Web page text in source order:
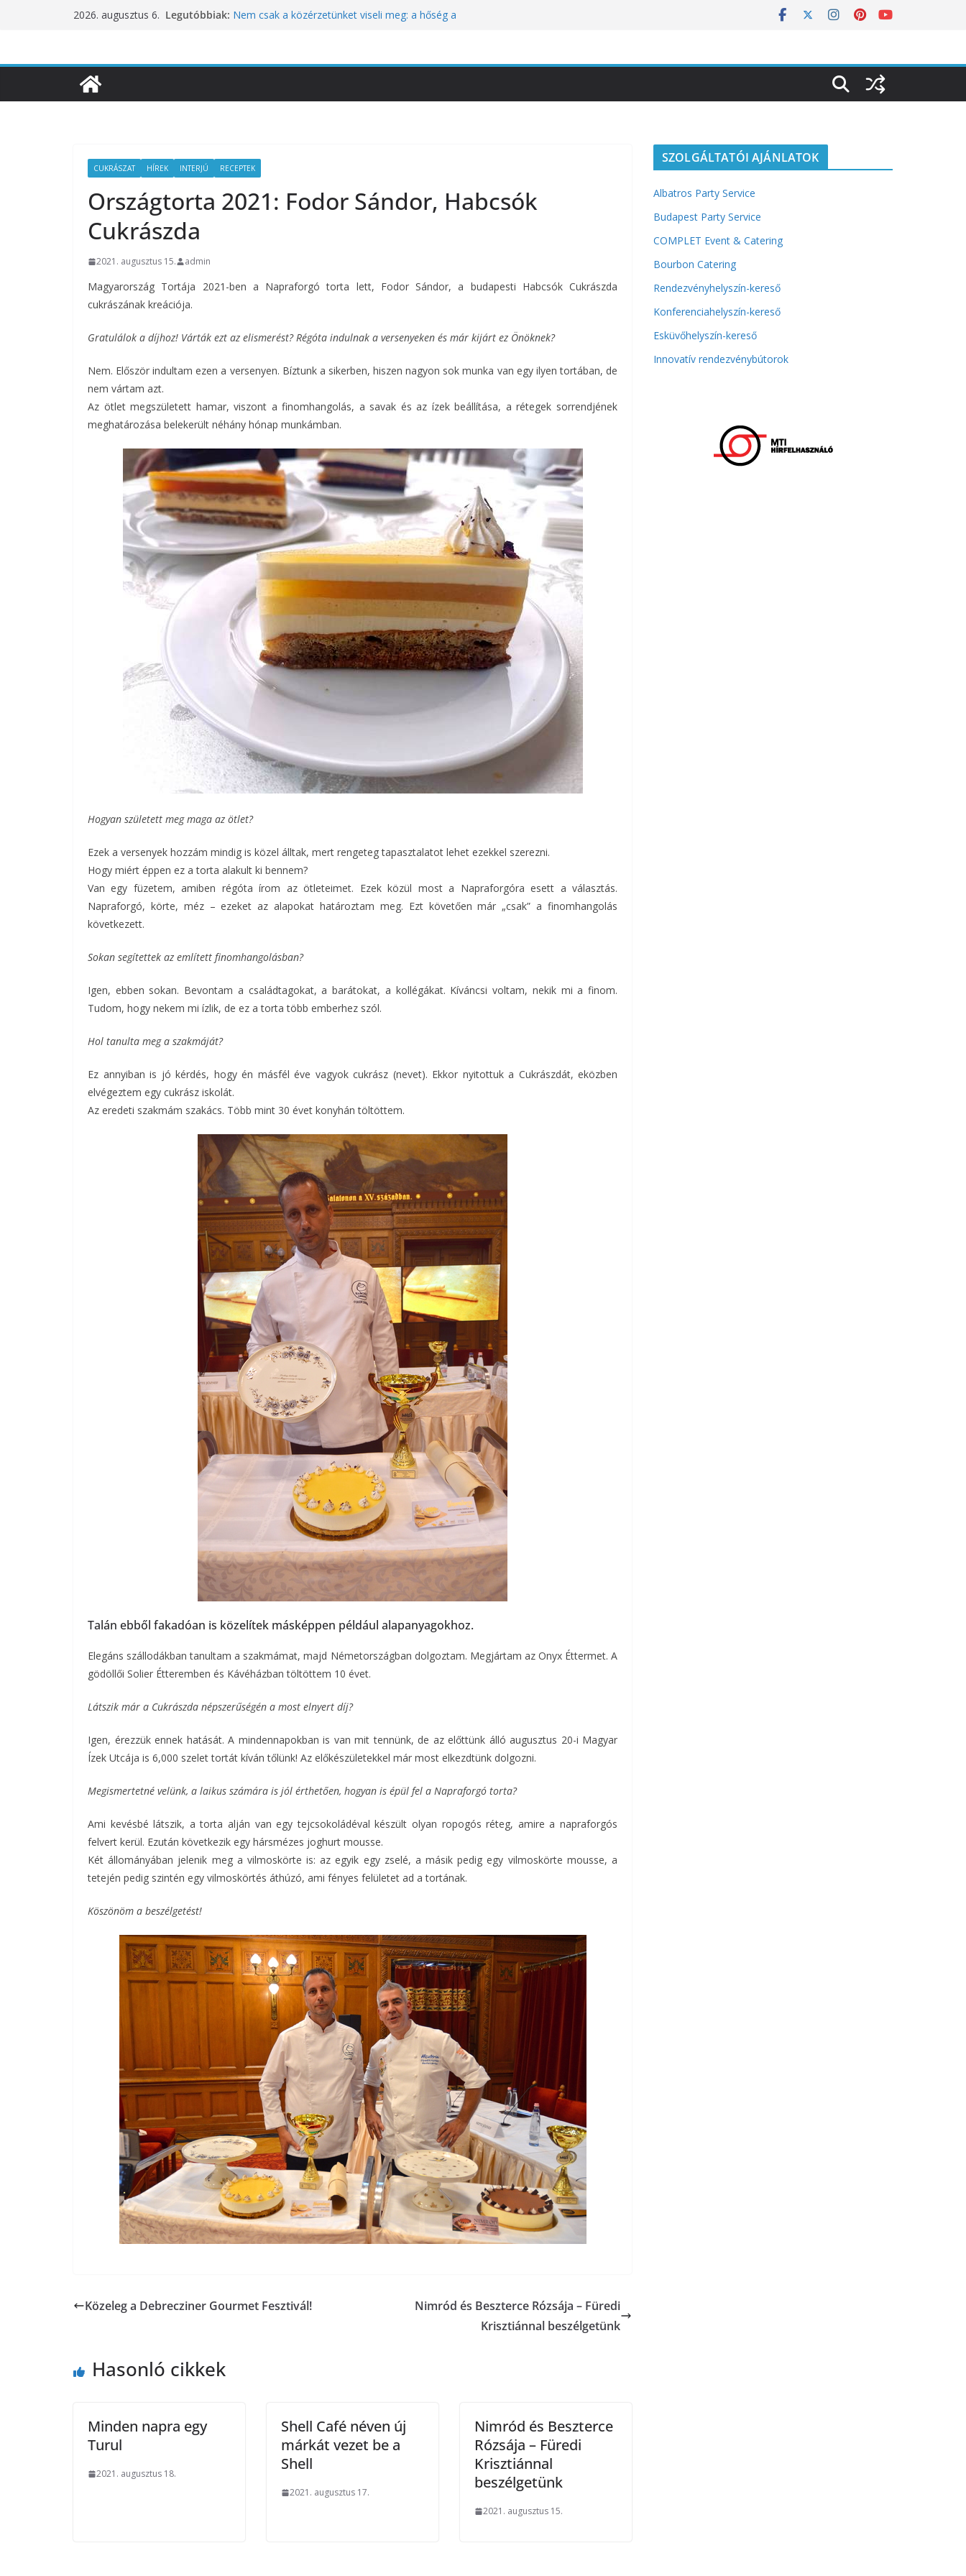
2026. augusztus 6. Legutóbbiak: Nem csak a közérzetünket viseli meg: a hőség a
Déli Part Gasztronómiai Sajtóesemény
CUKRÁSZAT HÍREK INTERJÚ RECEPTEK
Országtorta 2021: Fodor Sándor, Habcsók
Cukrászda
2021. augusztus 15. admin
Magyarország Tortája 2021-ben a Napraforgó torta lett, Fodor Sándor, a budapesti Habcsók Cukrászda
cukrászának kreációja.
Gratulálok a díjhoz! Várták ezt az elismerést? Régóta indulnak a versenyeken és már kijárt ez Önöknek?
Nem. Először indultam ezen a versenyen. Bíztunk a sikerben, hiszen nagyon sok munka van egy ilyen tortában, de
nem vártam azt.
Az ötlet megszületett hamar, viszont a finomhangolás, a savak és az ízek beállítása, a rétegek sorrendjének
meghatározása belekerült néhány hónap munkámban.
Hogyan született meg maga az ötlet?
Ezek a versenyek hozzám mindig is közel álltak, mert rengeteg tapasztalatot lehet ezekkel szerezni.
Hogy miért éppen ez a torta alakult ki bennem?
Van egy füzetem, amiben régóta írom az ötleteimet. Ezek közül most a Napraforgóra esett a választás.
Napraforgó, körte, méz – ezeket az alapokat határoztam meg. Ezt követően már „csak” a finomhangolás
következett.
Sokan segítettek az említett finomhangolásban?
Igen, ebben sokan. Bevontam a családtagokat, a barátokat, a kollégákat. Kíváncsi voltam, nekik mi a finom.
Tudom, hogy nekem mi ízlik, de ez a torta több emberhez szól.
Hol tanulta meg a szakmáját?
Ez annyiban is jó kérdés, hogy én másfél éve vagyok cukrász (nevet). Ekkor nyitottuk a Cukrászdát, eközben
elvégeztem egy cukrász iskolát.
Az eredeti szakmám szakács. Több mint 30 évet konyhán töltöttem.
Talán ebből fakadóan is közelítek másképpen például alapanyagokhoz.
Elegáns szállodákban tanultam a szakmámat, majd Németországban dolgoztam. Megjártam az Onyx Éttermet. A
gödöllői Solier Étteremben és Kávéházban töltöttem 10 évet.
Látszik már a Cukrászda népszerűségén a most elnyert díj?
Igen, érezzük ennek hatását. A mindennapokban is van mit tennünk, de az előttünk álló augusztus 20-i Magyar
Ízek Utcája is 6,000 szelet tortát kíván tőlünk! Az előkészületekkel már most elkezdtünk dolgozni.
Megismertetné velünk, a laikus számára is jól érthetően, hogyan is épül fel a Napraforgó torta?
Ami kevésbé látszik, a torta alján van egy tejcsokoládéval készült olyan ropogós réteg, amire a napraforgós
felvert kerül. Ezután következik egy hársmézes joghurt mousse.
Két állományában jelenik meg a vilmoskörte is: az egyik egy zselé, a másik pedig egy vilmoskörte mousse, a
tetején pedig szintén egy vilmoskörtés áthúzó, ami fényes felületet ad a tortának.
Köszönöm a beszélgetést!
Közeleg a Debrecziner Gourmet Fesztivál!
Nimród és Beszterce Rózsája – Füredi
Krisztiánnal beszélgetünk
Hasonló cikkek
Minden napra egy
Turul
2021. augusztus 18.
Shell Café néven új
márkát vezet be a
Shell
2021. augusztus 17.
Nimród és Beszterce
Rózsája – Füredi
Krisztiánnal
beszélgetünk
2021. augusztus 15.
SZOLGÁLTATÓI AJÁNLATOK
Albatros Party Service
Budapest Party Service
COMPLET Event & Catering
Bourbon Catering
Rendezvényhelyszín-kereső
Konferenciahelyszín-kereső
Esküvőhelyszín-kereső
Innovatív rendezvénybútorok